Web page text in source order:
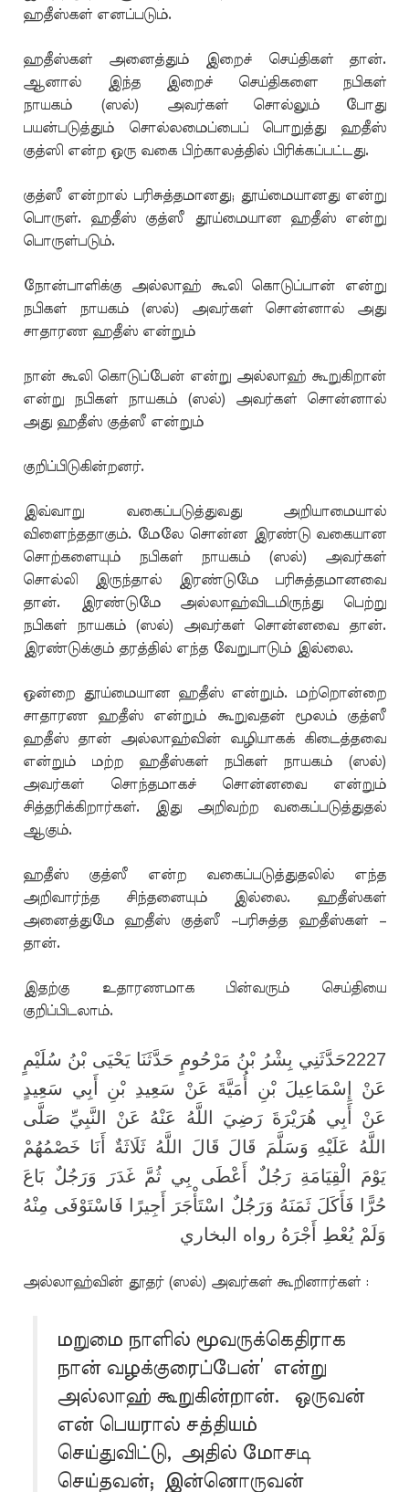
ஹதீஸ்கள் எனப்படும்.
ஹதீஸ்கள் அனைத்தும் இறைச் செய்திகள் தான்.
ஆனால் இந்த இறைச் செய்திகளை நபிகள்
நாயகம் (ஸல்) அவர்கள் சொல்லும் போது
பயன்படுத்தும் சொல்லமைப்பைப் பொறுத்து ஹதீஸ்
குத்ஸி என்ற ஒரு வகை பிற்காலத்தில் பிரிக்கப்பட்டது.
குத்ஸீ என்றால் பரிசுத்தமானது; தூய்மையானது என்று
பொருள். ஹதீஸ் குத்ஸீ தூய்மையான ஹதீஸ் என்று
பொருள்படும்.
நோன்பாளிக்கு அல்லாஹ் கூலி கொடுப்பான் என்று
நபிகள் நாயகம் (ஸல்) அவர்கள் சொன்னால் அது
சாதாரண ஹதீஸ் என்றும்
நான் கூலி கொடுப்பேன் என்று அல்லாஹ் கூறுகிறான்
என்று நபிகள் நாயகம் (ஸல்) அவர்கள் சொன்னால்
அது ஹதீஸ் குத்ஸீ என்றும்
குறிப்பிடுகின்றனர்.
இவ்வாறு வகைப்படுத்துவது அறியாமையால்
விளைந்ததாகும். மேலே சொன்ன இரண்டு வகையான
சொற்களையும் நபிகள் நாயகம் (ஸல்) அவர்கள்
சொல்லி இருந்தால் இரண்டுமே பரிசுத்தமானவை
தான். இரண்டுமே அல்லாஹ்விடமிருந்து பெற்று
நபிகள் நாயகம் (ஸல்) அவர்கள் சொன்னவை தான்.
இரண்டுக்கும் தரத்தில் எந்த வேறுபாடும் இல்லை.
ஒன்றை தூய்மையான ஹதீஸ் என்றும். மற்றொன்றை
சாதாரண ஹதீஸ் என்றும் கூறுவதன் மூலம் குத்ஸீ
ஹதீஸ் தான் அல்லாஹ்வின் வழியாகக் கிடைத்தவை
என்றும் மற்ற ஹதீஸ்கள் நபிகள் நாயகம் (ஸல்)
அவர்கள் சொந்தமாகச் சொன்னவை என்றும்
சித்தரிக்கிறார்கள். இது அறிவற்ற வகைப்படுத்துதல்
ஆகும்.
ஹதீஸ் குத்ஸீ என்ற வகைப்படுத்துதலில் எந்த
அறிவார்ந்த சிந்தனையும் இல்லை. ஹதீஸ்கள்
அனைத்துமே ஹதீஸ் குத்ஸீ –பரிசுத்த ஹதீஸ்கள் –
தான்.
இதற்கு உதாரணமாக பின்வரும் செய்தியை
குறிப்பிடலாம்.
2227حَدَّثَنِي بِشْرُ بْنُ مَرْحُومٍ حَدَّثَنَا يَحْيَى بْنُ سُلَيْمٍ
عَنْ إِسْمَاعِيلَ بْنِ أُمَيَّةَ عَنْ سَعِيدِ بْنِ أَبِي سَعِيدٍ
عَنْ أَبِي هُرَيْرَةَ رَضِيَ اللَّهُ عَنْهُ عَنْ النَّبِيِّ صَلَّى
اللَّهُ عَلَيْهِ وَسَلَّمَ قَالَ قَالَ اللَّهُ ثَلَاثَةٌ أَنَا خَصْمُهُمْ
يَوْمَ الْقِيَامَةِ رَجُلٌ أَعْطَى بِي ثُمَّ غَدَرَ وَرَجُلٌ بَاعَ
حُرًّا فَأَكَلَ ثَمَنَهُ وَرَجُلٌ اسْتَأْجَرَ أَجِيرًا فَاسْتَوْفَى مِنْهُ
وَلَمْ يُعْطِ أَجْرَهُ رواه البخاري
அல்லாஹ்வின் தூதர் (ஸல்) அவர்கள் கூறினார்கள் :
மறுமை நாளில் மூவருக்கெதிராக
நான் வழக்குரைப்பேன்’ என்று
அல்லாஹ் கூறுகின்றான். ஒருவன்
என் பெயரால் சத்தியம்
செய்துவிட்டு, அதில் மோசடி
செய்தவன்; இன்னொருவன்